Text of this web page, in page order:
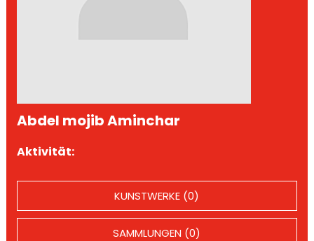
Abdel mojib Aminchar
Aktivität:
KUNSTWERKE (0)
SAMMLUNGEN (0)